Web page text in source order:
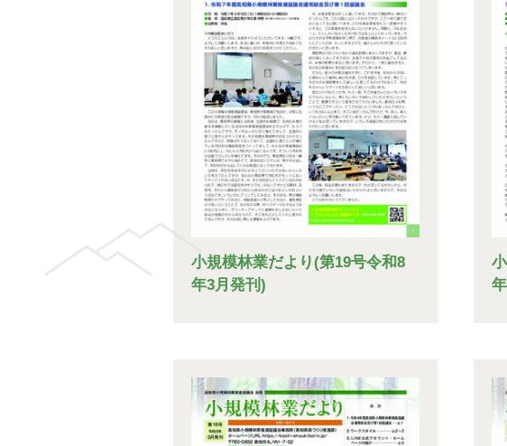
小規模林業だより(第19号令和8
年3月発刊)